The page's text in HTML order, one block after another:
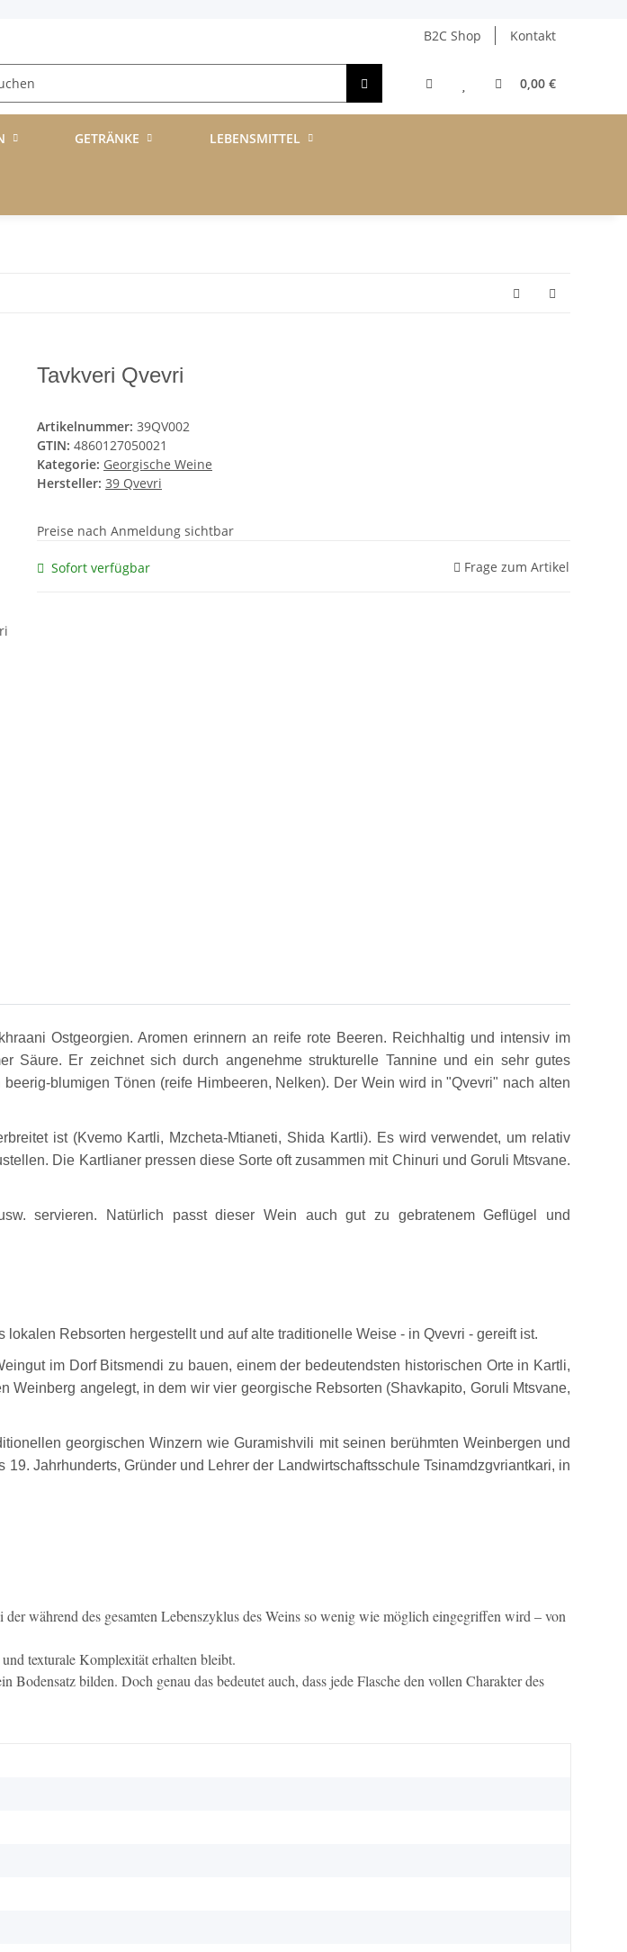
B2C Shop
Kontakt
0,00 €
GETRÄNKE LEBENSMITTEL
Tavkveri Qvevri
Artikelnummer: 39QV002
GTIN: 4860127050021
Kategorie: Georgische Weine
Hersteller: 39 Qvevri
Preise nach Anmeldung sichtbar
Sofort verfügbar Frage zum Artikel
Ostgeorgien. Aromen erinnern an reife rote Beeren. Reichhaltig und intensiv im
Säure. Er zeichnet sich durch angenehme strukturelle Tannine und ein sehr gutes
blumigen Tönen (reife Himbeeren, Nelken). Der Wein wird in "Qvevri" nach alten
ist (Kvemo Kartli, Mzcheta-Mtianeti, Shida Kartli). Es wird verwendet, um relativ
Die Kartlianer pressen diese Sorte oft zusammen mit Chinuri und Goruli Mtsvane.
servieren. Natürlich passt dieser Wein auch gut zu gebratenem Geflügel und
Rebsorten hergestellt und auf alte traditionelle Weise - in Qvevri - gereift ist.
im Dorf Bitsmendi zu bauen, einem der bedeutendsten historischen Orte in Kartli,
angelegt, in dem wir vier georgische Rebsorten (Shavkapito, Goruli Mtsvane,
georgischen Winzern wie Guramishvili mit seinen berühmten Weinbergen und
Jahrhunderts, Gründer und Lehrer der Landwirtschaftsschule Tsinamdzgvriantkari, in
während des gesamten Lebenszyklus des Weins so wenig wie möglich eingegriffen wird – von
texturale Komplexität erhalten bleibt.
bilden. Doch genau das bedeutet auch, dass jede Flasche den vollen Charakter des